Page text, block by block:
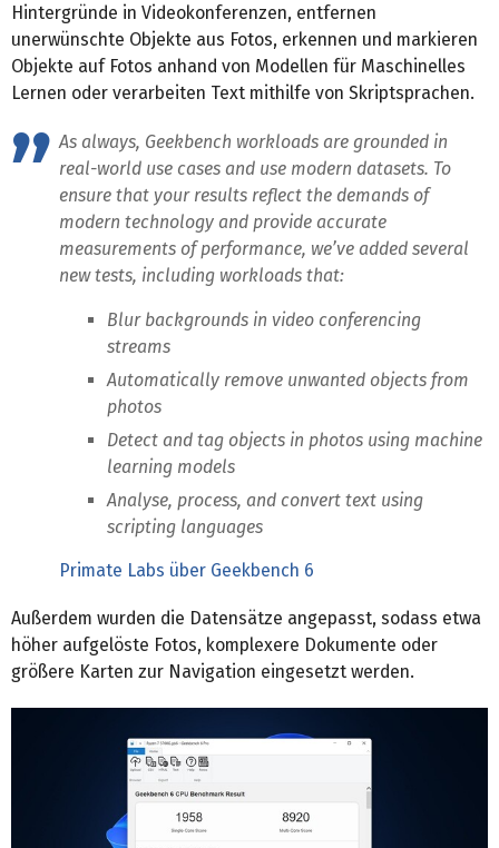
Hintergründe in Videokonferenzen, entfernen
unerwünschte Objekte aus Fotos, erkennen und markieren
Objekte auf Fotos anhand von Modellen für Maschinelles
Lernen oder verarbeiten Text mithilfe von Skriptsprachen.
As always, Geekbench workloads are grounded in
real-world use cases and use modern datasets. To
ensure that your results reflect the demands of
modern technology and provide accurate
measurements of performance, we’ve added several
new tests, including workloads that:
Blur backgrounds in video conferencing
streams
Automatically remove unwanted objects from
photos
Detect and tag objects in photos using machine
learning models
Analyse, process, and convert text using
scripting languages
Primate Labs über Geekbench 6
Außerdem wurden die Datensätze angepasst, sodass etwa
höher aufgelöste Fotos, komplexere Dokumente oder
größere Karten zur Navigation eingesetzt werden.